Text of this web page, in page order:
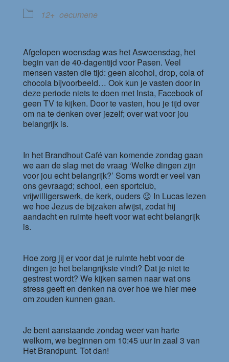
12+ oecumene
Afgelopen woensdag was het Aswoensdag, het
begin van de 40-dagentijd voor Pasen. Veel
mensen vasten die tijd: geen alcohol, drop, cola of
chocola bijvoorbeeld… Ook kun je vasten door in
deze periode niets te doen met Insta, Facebook of
geen TV te kijken. Door te vasten, hou je tijd over
om na te denken over jezelf; over wat voor jou
belangrijk is.
In het Brandhout Café van komende zondag gaan
we aan de slag met de vraag ‘Welke dingen zijn
voor jou echt belangrijk?’ Soms wordt er veel van
ons gevraagd; school, een sportclub,
vrijwilligerswerk, de kerk, ouders 😉 In Lucas lezen
we hoe Jezus de bijzaken afwijst, zodat hij
aandacht en ruimte heeft voor wat echt belangrijk
is.
Hoe zorg jij er voor dat je ruimte hebt voor de
dingen je het belangrijkste vindt? Dat je niet te
gestrest wordt? We kijken samen naar wat ons
stress geeft en denken na over hoe we hier mee
om zouden kunnen gaan.
Je bent aanstaande zondag weer van harte
welkom, we beginnen om 10:45 uur in zaal 3 van
Het Brandpunt. Tot dan!